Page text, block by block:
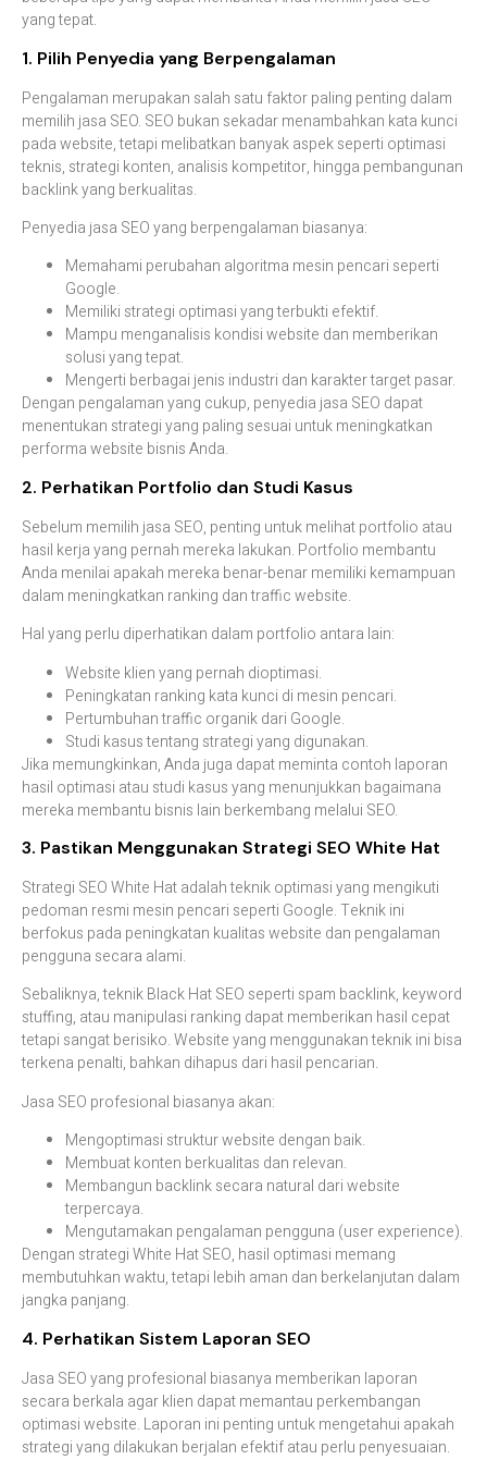
yangtepat.
1. Pilih Penyedia yang Berpengalaman
Pengalaman merupakan salah satu faktorpaling penting dalam
memilih jasa SEO. SEO bukan sekadarmenambahkan kata kunci
padawebsite,tetapi melibatkan banyakaspekseperti optimasi
teknis, strategi konten, analisis kompetitor, hingga pembangunan
backlinkyang berkualitas.
Penyedia jasa SEOyang berpengalaman biasanya:
Memahami perubahan algoritma mesin pencari seperti
Google.
Memiliki strategi optimasiyangterbukti efektif.
Mampu menganalisis kondisiwebsite dan memberikan
solusiyangtepat.
Mengerti berbagai jenis industri dan karaktertargetpasar.
Dengan pengalamanyang cukup, penyedia jasa SEO dapat
menentukan strategiyang paling sesuai untukmeningkatkan
performawebsite bisnisAnda.
2. Perhatikan Portfolio dan Studi Kasus
Sebelum memilih jasa SEO, penting untukmelihatportfolio atau
hasil kerjayang pernah mereka lakukan. Portfolio membantu
Anda menilai apakah mereka benar-benarmemiliki kemampuan
dalam meningkatkan ranking dantrafficwebsite.
Halyang perlu diperhatikan dalam portfolio antara lain:
Website klienyang pernah dioptimasi.
Peningkatan ranking kata kunci di mesin pencari.
Pertumbuhantraffic organikdari Google.
Studi kasustentang strategiyang digunakan.
Jika memungkinkan,Anda juga dapatmeminta contoh laporan
hasil optimasi atau studi kasusyang menunjukkan bagaimana
mereka membantu bisnis lain berkembang melalui SEO.
3. Pastikan Menggunakan Strategi SEO White Hat
Strategi SEOWhite Hatadalahteknikoptimasiyang mengikuti
pedoman resmi mesin pencari seperti Google.Teknikini
berfokus pada peningkatan kualitaswebsite dan pengalaman
pengguna secara alami.
Sebaliknya,teknikBlackHatSEO seperti spam backlink, keyword
stuffing, atau manipulasi ranking dapatmemberikan hasil cepat
tetapi sangatberisiko.Websiteyang menggunakanteknikini bisa
terkena penalti, bahkan dihapus dari hasil pencarian.
Jasa SEO profesional biasanya akan:
Mengoptimasi strukturwebsite dengan baik.
Membuatkonten berkualitas dan relevan.
Membangun backlinksecara natural dariwebsite
terpercaya.
Mengutamakan pengalaman pengguna (userexperience).
Dengan strategiWhite HatSEO, hasil optimasi memang
membutuhkanwaktu,tetapi lebih aman dan berkelanjutan dalam
jangka panjang.
4. Perhatikan Sistem Laporan SEO
Jasa SEOyang profesional biasanya memberikan laporan
secara berkala agarklien dapatmemantau perkembangan
optimasiwebsite. Laporan ini penting untukmengetahui apakah
strategiyang dilakukan berjalan efektifatau perlu penyesuaian.